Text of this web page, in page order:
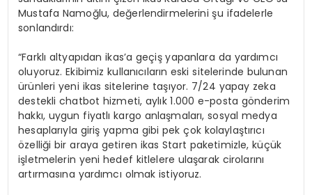
Mustafa Namoğlu, değerlendirmelerini şu ifadelerle
sonlandırdı:
“Farklı altyapıdan ikas’a geçiş yapanlara da yardımcı
oluyoruz. Ekibimiz kullanıcıların eski sitelerinde bulunan
ürünleri yeni ikas sitelerine taşıyor. 7/24 yapay zeka
destekli chatbot hizmeti, aylık 1.000 e-posta gönderim
hakkı, uygun fiyatlı kargo anlaşmaları, sosyal medya
hesaplarıyla giriş yapma gibi pek çok kolaylaştırıcı
özelliği bir araya getiren ikas Start paketimizle, küçük
işletmelerin yeni hedef kitlelere ulaşarak cirolarını
artırmasına yardımcı olmak istiyoruz.